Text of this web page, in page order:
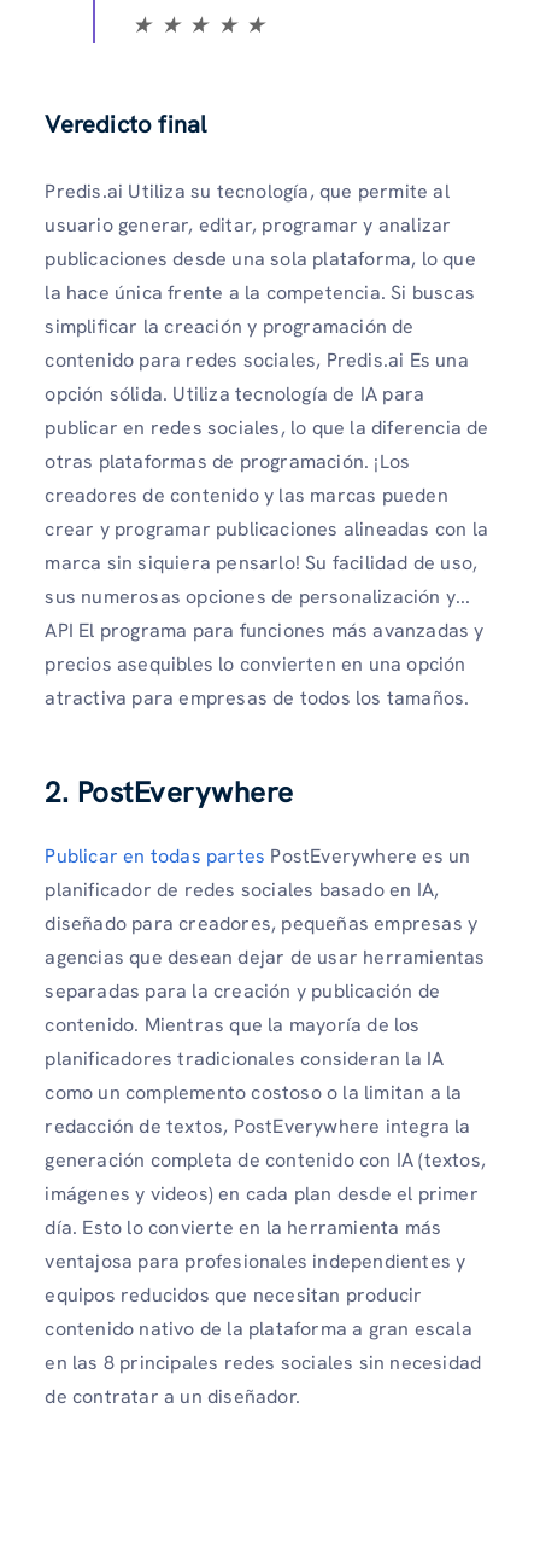
★ ★ ★ ★ ★
Veredicto final
Predis.ai Utiliza su tecnología, que permite al
usuario generar, editar, programar y analizar
publicaciones desde una sola plataforma, lo que
la hace única frente a la competencia. Si buscas
simplificar la creación y programación de
contenido para redes sociales, Predis.ai Es una
opción sólida. Utiliza tecnología de IA para
publicar en redes sociales, lo que la diferencia de
otras plataformas de programación. ¡Los
creadores de contenido y las marcas pueden
crear y programar publicaciones alineadas con la
marca sin siquiera pensarlo! Su facilidad de uso,
sus numerosas opciones de personalización y...
API El programa para funciones más avanzadas y
precios asequibles lo convierten en una opción
atractiva para empresas de todos los tamaños.
2. PostEverywhere
Publicar en todas partes PostEverywhere es un
planificador de redes sociales basado en IA,
diseñado para creadores, pequeñas empresas y
agencias que desean dejar de usar herramientas
separadas para la creación y publicación de
contenido. Mientras que la mayoría de los
planificadores tradicionales consideran la IA
como un complemento costoso o la limitan a la
redacción de textos, PostEverywhere integra la
generación completa de contenido con IA (textos,
imágenes y videos) en cada plan desde el primer
día. Esto lo convierte en la herramienta más
ventajosa para profesionales independientes y
equipos reducidos que necesitan producir
contenido nativo de la plataforma a gran escala
en las 8 principales redes sociales sin necesidad
de contratar a un diseñador.